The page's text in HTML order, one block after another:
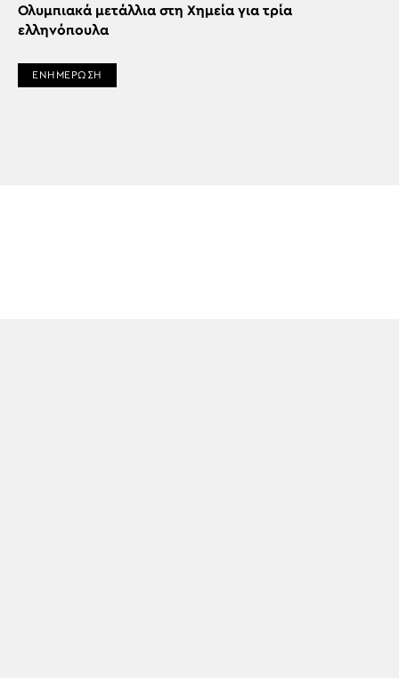
Ολυμπιακά μετάλλια στη Χημεία για τρία
ελληνόπουλα
ΕΝΗΜΕΡΩΣΗ